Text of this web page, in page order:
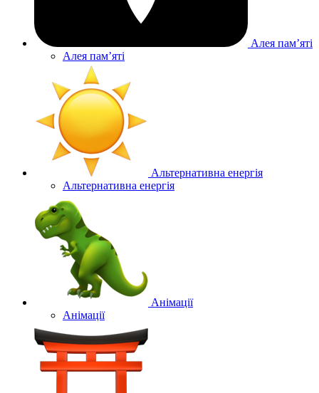
Алея памʼяті
Алея памʼяті
Альтернативна енергія
Альтернативна енергія
Анімації
Анімації